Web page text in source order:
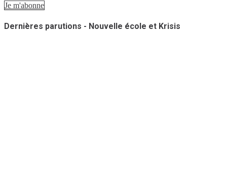
Je m'abonne
Dernières parutions - Nouvelle école et Krisis